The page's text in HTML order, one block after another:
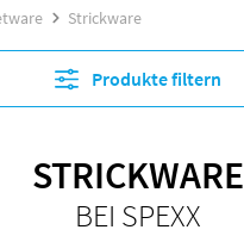
Strickware
Produkte filtern
STRICKWARE
BEI SPEXX